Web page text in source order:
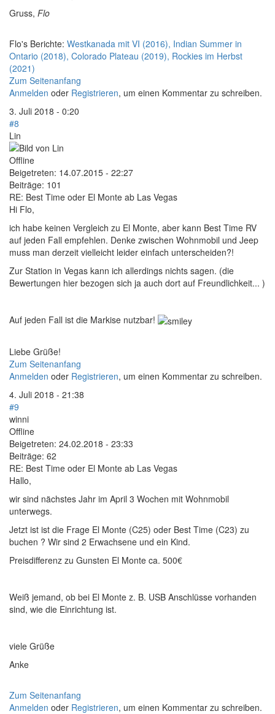
Gruss, Flo
Flo's Berichte: Westkanada mit VI (2016), Indian Summer in
Ontario (2018), Colorado Plateau (2019), Rockies im Herbst
(2021)
Zum Seitenanfang
Anmelden oder Registrieren, um einen Kommentar zu schreiben.
3. Juli 2018 - 0:20
#8
Lin
Offline
Beigetreten: 14.07.2015 - 22:27
Beiträge: 101
RE: Best Time oder El Monte ab Las Vegas
Hi Flo,
ich habe keinen Vergleich zu El Monte, aber kann Best Time RV
auf jeden Fall empfehlen. Denke zwischen Wohnmobil und Jeep
muss man derzeit vielleicht leider einfach unterscheiden?!
Zur Station in Vegas kann ich allerdings nichts sagen. (die
Bewertungen hier bezogen sich ja auch dort auf Freundlichkeit... )
Auf jeden Fall ist die Markise nutzbar!
Liebe Grüße!
Zum Seitenanfang
Anmelden oder Registrieren, um einen Kommentar zu schreiben.
4. Juli 2018 - 21:38
#9
winni
Offline
Beigetreten: 24.02.2018 - 23:33
Beiträge: 62
RE: Best Time oder El Monte ab Las Vegas
Hallo,
wir sind nächstes Jahr im April 3 Wochen mit Wohnmobil
unterwegs.
Jetzt ist ist die Frage El Monte (C25) oder Best Time (C23) zu
buchen ? Wir sind 2 Erwachsene und ein Kind.
Preisdifferenz zu Gunsten El Monte ca. 500€
Weiß jemand, ob bei El Monte z. B. USB Anschlüsse vorhanden
sind, wie die Einrichtung ist.
viele Grüße
Anke
Zum Seitenanfang
Anmelden oder Registrieren, um einen Kommentar zu schreiben.